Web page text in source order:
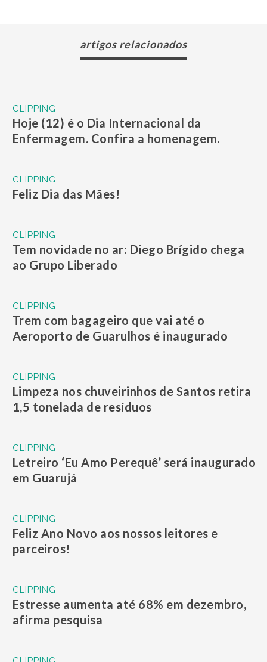
artigos relacionados
CLIPPING
Hoje (12) é o Dia Internacional da
Enfermagem. Confira a homenagem.
CLIPPING
Feliz Dia das Mães!
CLIPPING
Tem novidade no ar: Diego Brígido chega
ao Grupo Liberado
CLIPPING
Trem com bagageiro que vai até o
Aeroporto de Guarulhos é inaugurado
CLIPPING
Limpeza nos chuveirinhos de Santos retira
1,5 tonelada de resíduos
CLIPPING
Letreiro ‘Eu Amo Perequê’ será inaugurado
em Guarujá
CLIPPING
Feliz Ano Novo aos nossos leitores e
parceiros!
CLIPPING
Estresse aumenta até 68% em dezembro,
afirma pesquisa